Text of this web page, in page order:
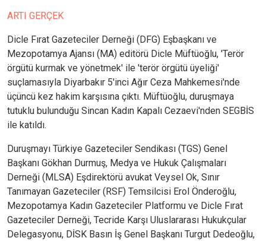
ARTI GERÇEK
Dicle Fırat Gazeteciler Derneği (DFG) Eşbaşkanı ve
Mezopotamya Ajansı (MA) editörü Dicle Müftüoğlu, 'Terör
örgütü kurmak ve yönetmek' ile 'terör örgütü üyeliği'
suçlamasıyla Diyarbakır 5'inci Ağır Ceza Mahkemesi'nde
üçüncü kez hakim karşısına çıktı. Müftüoğlu, duruşmaya
tutuklu bulunduğu Sincan Kadın Kapalı Cezaevi'nden SEGBİS
ile katıldı.
Duruşmayı Türkiye Gazeteciler Sendikası (TGS) Genel
Başkanı Gökhan Durmuş, Medya ve Hukuk Çalışmaları
Derneği (MLSA) Eşdirektörü avukat Veysel Ok, Sınır
Tanımayan Gazeteciler (RSF) Temsilcisi Erol Önderoğlu,
Mezopotamya Kadın Gazeteciler Platformu ve Dicle Fırat
Gazeteciler Derneği, Tecride Karşı Uluslararası Hukukçular
Delegasyonu, DİSK Basın İş Genel Başkanı Turgut Dedeoğlu,